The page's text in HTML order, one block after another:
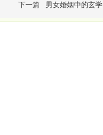
下一篇 男女婚姻中的玄学